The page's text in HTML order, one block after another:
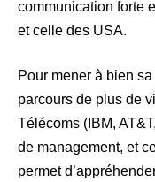
communication forte
et celle des USA.
Pour mener à bien
parcours de plus de
Télécoms (IBM,
de management, et
permet